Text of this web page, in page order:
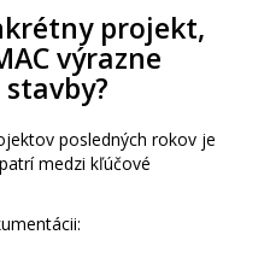
projekt,
výrazne
posledných rokov je
medzi kľúčové